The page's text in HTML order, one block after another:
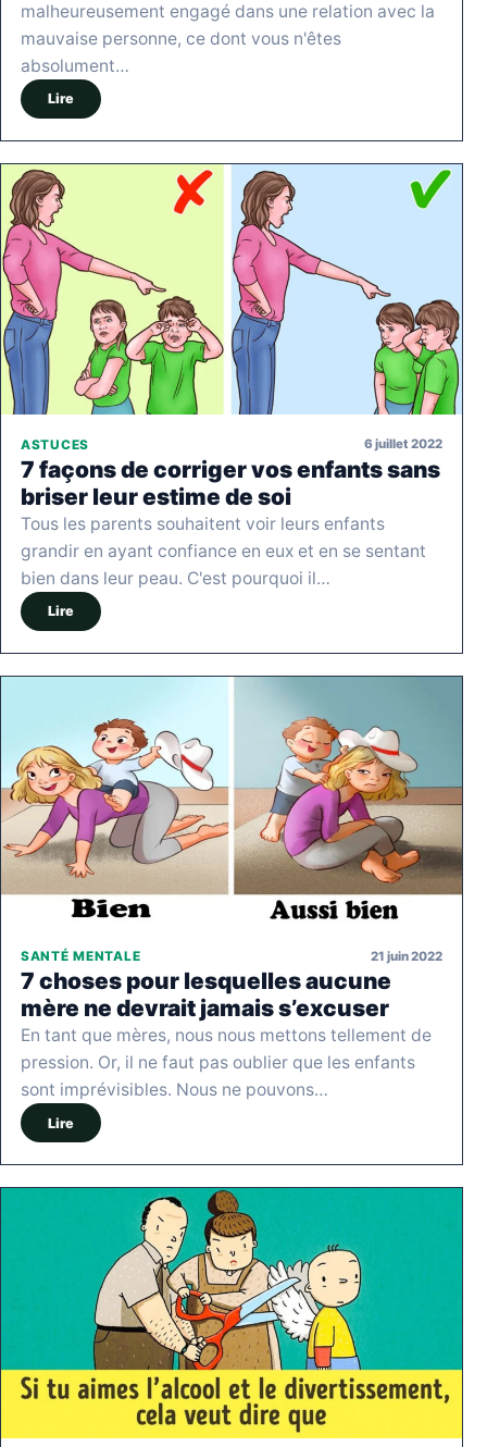
malheureusement engagé dans une relation avec la
mauvaise personne, ce dont vous n'êtes
absolument…
Lire
ASTUCES 6 juillet 2022
7 façons de corriger vos enfants sans
briser leur estime de soi
Tous les parents souhaitent voir leurs enfants
grandir en ayant confiance en eux et en se sentant
bien dans leur peau. C'est pourquoi il…
Lire
SANTÉ MENTALE 21 juin 2022
7 choses pour lesquelles aucune
mère ne devrait jamais s’excuser
En tant que mères, nous nous mettons tellement de
pression. Or, il ne faut pas oublier que les enfants
sont imprévisibles. Nous ne pouvons…
Lire